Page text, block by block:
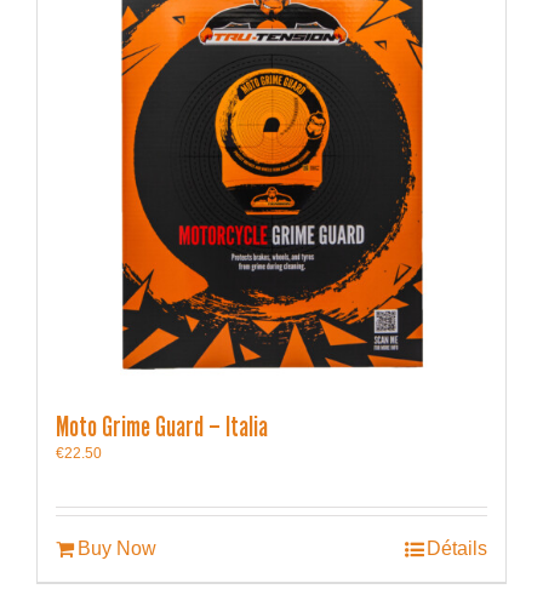
Moto Grime Guard – Italia
€22.50
Buy Now Détails